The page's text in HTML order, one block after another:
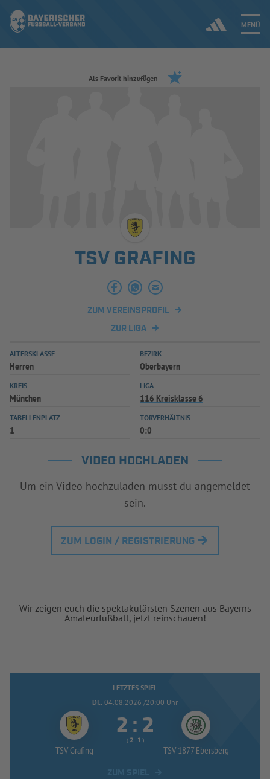
MENÜ
Jetzt einloggen
INFOTHEK SPIELPLUS
Als Favorit hinzufügen
TSV GRAFING
ZUM VEREINSPROFIL
ZUR LIGA
ALTERSKLASSE
Herren
BEZIRK
Oberbayern
KREIS
München
LIGA
116 Kreisklasse 6
TABELLENPLATZ
1
TORVERHÄLTNIS
0:0
VIDEO HOCHLADEN
Um ein Video hochzuladen musst du angemeldet
sein.
ZUM LOGIN / REGISTRIERUNG
Wir zeigen euch die spektakulärsten Szenen aus Bayerns
Amateurfußball, jetzt reinschauen!
LETZTES SPIEL
DI.. 04.08.2026 /20:00 Uhr
TSV Grafing
 : 
(  :  )
TSV 1877 Ebersberg